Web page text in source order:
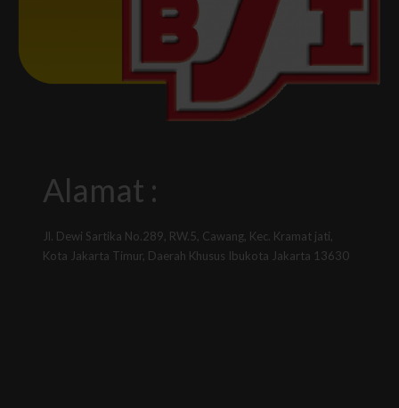
Alamat :
Jl. Dewi Sartika No.289, RW.5, Cawang, Kec. Kramat jati,
Kota Jakarta Timur, Daerah Khusus Ibukota Jakarta 13630